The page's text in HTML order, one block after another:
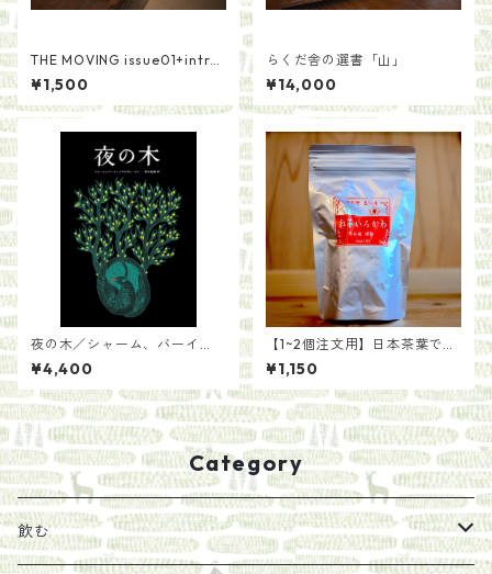
THE MOVING issue01+intro
ductionセット
¥1,500
らくだ舎の選書「山」
¥14,000
夜の木／シャーム、バーイ
ー、ウルヴェーティ 青木恵
都 訳【13刷】
¥4,400
【1~2個注文用】日本茶葉で作
る いろかわ紅茶(100g)
¥1,150
Category
飲む